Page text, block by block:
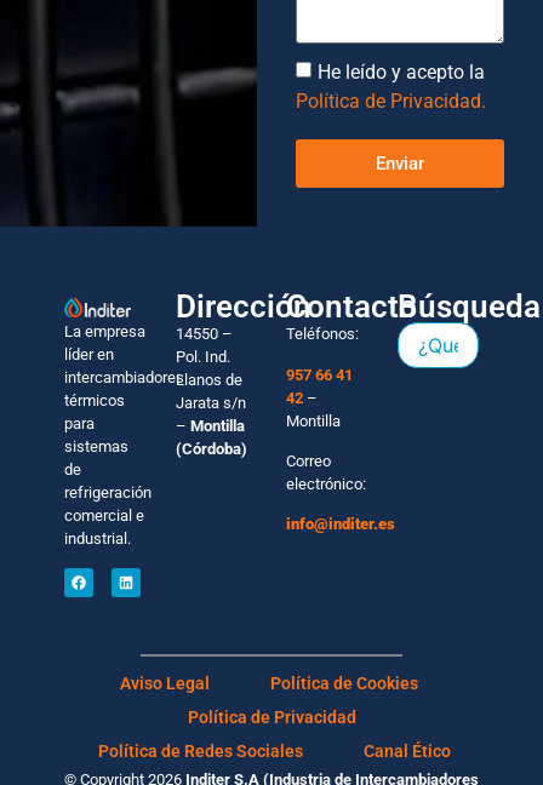
He leído y acepto la
Política de Privacidad.
Enviar
La empresa
líder en
intercambiadores
térmicos
para
sistemas
de
refrigeración
comercial e
industrial.
Dirección
14550 –
Pol. Ind.
Llanos de
Jarata s/n
– Montilla
(Córdoba)
Contacto
Teléfonos:
957 66 41
42 –
Montilla
Correo
electrónico:
info@inditer.es
Búsqueda
Aviso Legal
Política de Cookies
Política de Privacidad
Política de Redes Sociales
Canal Ético
© Copyright 2026 Inditer S.A (Industria de Intercambiadores